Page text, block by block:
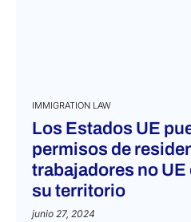
IMMIGRATION LAW
Los Estados UE
permisos de
trabajadores no
su territorio
junio 27, 2024